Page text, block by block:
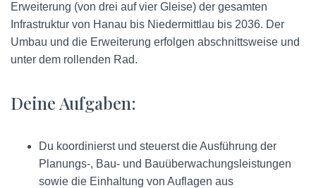
Erweiterung (von drei auf vier Gleise) der gesamten
Infrastruktur von Hanau bis Niedermittlau bis 2036. Der
Umbau und die Erweiterung erfolgen abschnittsweise und
unter dem rollenden Rad.
Deine Aufgaben:
Du koordinierst und steuerst die Ausführung der
Planungs-, Bau- und Bauüberwachungsleistungen
sowie die Einhaltung von Auflagen aus